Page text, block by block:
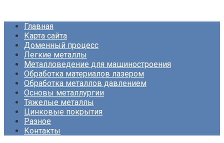
контентуГлавная
Карта сайта
Доменный процесс
Легкие металлы
Металловедение для машиностроения
Обработка материалов лазером
Обработка металлов давлением
Основы металлургии
Тяжелые металлы
Цинковые покрытия
Разное
Контакты